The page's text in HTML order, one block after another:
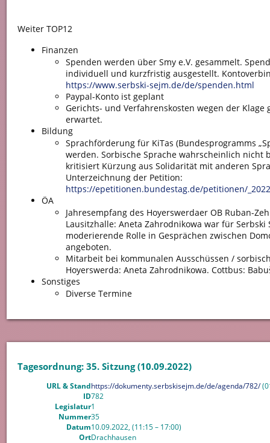
Weiter TOP12
Finanzen
Spenden werden über Smy e.V. gesammelt.
individuell und kurzfristig ausgestellt.
https://www.serbski-sejm.de/de/spenden.html
Paypal-Konto ist geplant
Gerichts- und Verfahrenskosten wegen der Klage
erwartet.
Bildung
Sprachförderung für KiTas (Bundesprogramms
werden. Sorbische Sprache wahrscheinlich nicht
kritisiert Kürzung aus Solidarität mit anderen
Unterzeichnung der Petition:
https://epetitionen.bundestag.de/petitionen/
ÖA
Jahresempfang des Hoyerswerdaer OB Ruban-
Lausitzhalle: Aneta Zahrodnikowa war für Serbski
moderierende Rolle in Gesprächen zwischen
angeboten.
Mitarbeit bei kommunalen Ausschüssen /
Hoyerswerda: Aneta Zahrodnikowa. Cottbus:
Sonstiges
Diverse Termine
Tagesordnung: 35. Sitzung (10.09.2022)
URL & Standhttps://dokumenty.serbskisejm.de/de/agenda/782/
ID782
Legislatur1
Nummer35
Datum10.09.2022, (11:15 – 17:00)
OrtDrachhausen